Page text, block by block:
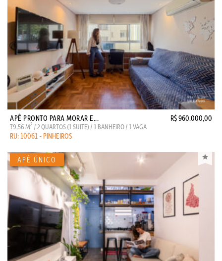
APÊ PRONTO PARA MORAR E... R$ 960.000,00
79,56 M2 / 2 QUARTOS (1 SUITE) / 1 BANHEIRO / 1 VAGA
RU: 10061 - PINHEIROS